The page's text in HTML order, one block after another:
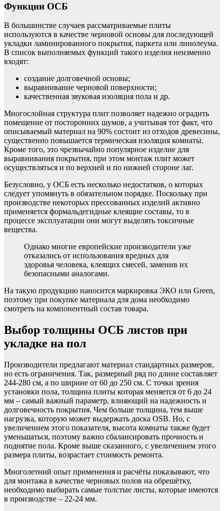
Функции ОСБ
В большинстве случаев рассматриваемые плиты
используются в качестве черновой основы для последующей
укладки ламинированного покрытия, паркета или линолеума.
В список выполняемых функций такого изделия неизменно
входят:
создание долговечной основы;
выравнивание черновой поверхности;
качественная звуковая изоляция пола и др.
Многослойная структура плит позволяет надежно оградить
помещение от посторонних шумов, а учитывая тот факт, что
описываемый материал на 90% состоит из отходов древесины,
существенно повышается термическая изоляция комнаты.
Кроме того, это чрезвычайно популярное изделие для
выравнивания покрытия, при этом монтаж плит может
осуществляться и по верхней и по нижней стороне лаг.
Безусловно, у ОСБ есть несколько недостатков, о которых
следует упомянуть в обязательном порядке. Поскольку при
производстве некоторых прессованных изделий активно
применяется формальдегидные клеящие составы, то в
процессе эксплуатации они могут выделять токсичные
вещества.
Однако многие европейские производители уже
отказались от использования вредных для
здоровья человека, клеящих смесей, заменив их
безопасными аналогами.
На такую продукцию наносится маркировка ЭКО или Green,
поэтому при покупке материала для дома необходимо
смотреть на компонентный состав товара.
Выбор толщины ОСБ листов при
укладке на пол
Производители предлагают материал стандартных размеров,
но есть ограничения. Так, размерный ряд по длине составляет
244-280 см, а по ширине от 60 до 250 см. С точки зрения
установки пола, толщина плиты которая меняется от 6 до 24
мм – самый важный параметр, влияющий на надежность и
долговечность покрытия. Чем больше толщина, тем выше
нагрузка, которую может выдержать доска OSB. Но, с
увеличением этого показателя, высота комнаты также будет
уменьшаться, поэтому важно сбалансировать прочность и
поднятие пола. Кроме выше сказанного, с увеличением этого
размера плиты, возрастает стоимость ремонта.
Многолетний опыт применения и расчёты показывают, что
для монтажа в качестве черновых полов на обрешётку,
необходимо выбирать самые толстые листы, которые имеются
в производстве – 22-24 мм.